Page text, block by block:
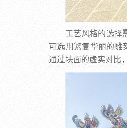
工艺风格的选择
可选用繁复华丽的雕
通过块面的虚实对比